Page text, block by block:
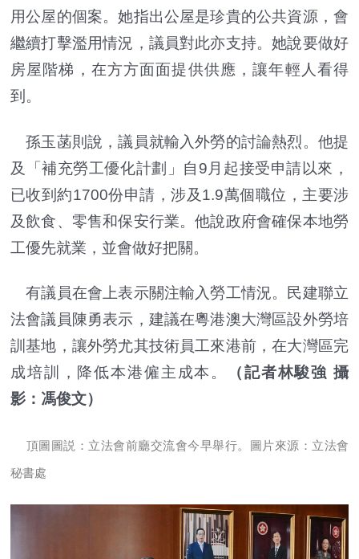
用公屋的個案。她指出公屋是珍貴的公共資源，會
繼續打擊濫用情況，議員對此亦支持。她說要做好
房屋階梯，在方方面面提供供應，讓年輕人看得
到。
孫玉菡則說，議員就輸入外勞的討論熱烈。他提
及「補充勞工優化計劃」自9月起接受申請以來，
已收到約1700份申請，涉及1.9萬個職位，主要涉
及飲食、零售和保安行業。他說政府會確保本地勞
工優先就業，並會做好把關。
有議員在會上表示關注輸入勞工情況。民建聯立
法會議員陳勇表示，建議在粵港澳大灣區設外勞培
訓基地，讓外勞尤其技術員工來港前，在大灣區完
成培訓，降低本港僱主成本。
（記者林駿強 攝
影：馮俊文）
頂圖圖説：立法會前廳交流會今早舉行。圖片來源：立法會
秘書處